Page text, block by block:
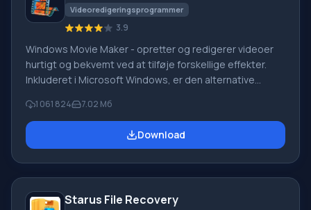
Videoredigeringsprogrammer
3.9
Windows Movie Maker - opretter og redigerer videoer
hurtigt og bekvemt ved at tilføje forskellige effekter.
Inkluderet i Microsoft Windows, er den alternative
Live-softwarepakke fra Microsoft. Funktioner i Windows
Movie Maker: Optag video fra forskellige kilder
(videokameraer, mobiltelefoner, digitale videokameraer,
1 061 824 7.02 Мб
Download
Starus File Recovery